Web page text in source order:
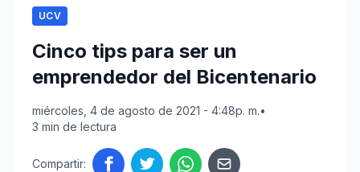
UCV
Cinco tips para ser un
emprendedor del Bicentenario
miércoles, 4 de agosto de 2021 - 4:48p. m.•
3 min de lectura
Compartir: